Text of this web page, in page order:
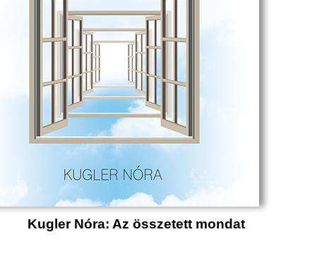
Kugler Nóra: Az összetett mondat